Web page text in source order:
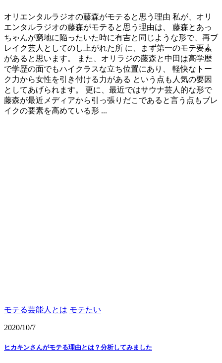
オリエンタルラジオの藤森がモテると思う理由 私が、オリ
エンタルラジオの藤森がモテると思う理由は、 藤森とあっ
ちゃんが窮地に陥ったいた時に有吉と同じような形で、再ブ
レイク芸人としてのし上がれた所 に、まず第一のモテ要素
があると思います。 また、オリラジの藤森と中田は高学歴
で学歴の面でもハイクラスな立ち位置にあり、 軽快なトー
ク力から女性を引き付ける力がある という点も人気の要因
としてあげられます。 更に、最近ではサウナ芸人的な形で
藤森が最近メディアから引っ張りだこであると言う点もブレ
イクの要素を高めている形 ...
モテる芸能人とは モテたい
2020/10/7
ヒカキンさんがモテる理由とは？分析してみました